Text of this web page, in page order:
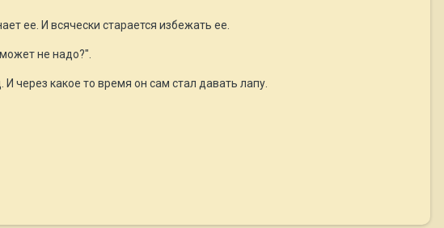
ее. И всячески старается избежать ее.
не надо?".
через какое то время он сам стал давать лапу.